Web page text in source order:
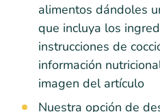
alimentos dándoles
que incluya los
instrucciones de
información
imagen del artículo
Nuestra opción de